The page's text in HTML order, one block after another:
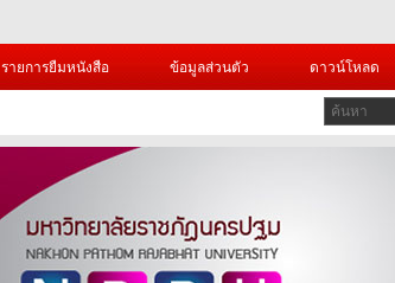
รายการยืมหนังสือ ข้อมูลส่วนตัว ดาวน์โหลด